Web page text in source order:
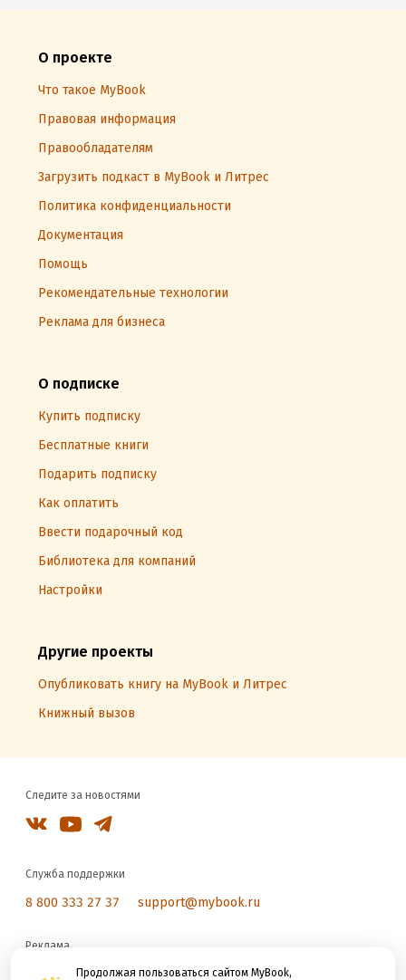
Продолжая пользоваться сайтом MyBook,
О проекте
Что такое MyBook
Правовая информация
Правообладателям
Загрузить подкаст в MyBook и Литрес
Политика конфиденциальности
Документация
Помощь
Рекомендательные технологии
Реклама для бизнеса
О подписке
Купить подписку
Бесплатные книги
Подарить подписку
Как оплатить
Ввести подарочный код
Библиотека для компаний
Настройки
Другие проекты
Опубликовать книгу на MyBook и Литрес
Книжный вызов
Следите за новостями
Служба поддержки
8 800 333 27 37 support@mybook.ru
Реклама
reklama@litres.ru